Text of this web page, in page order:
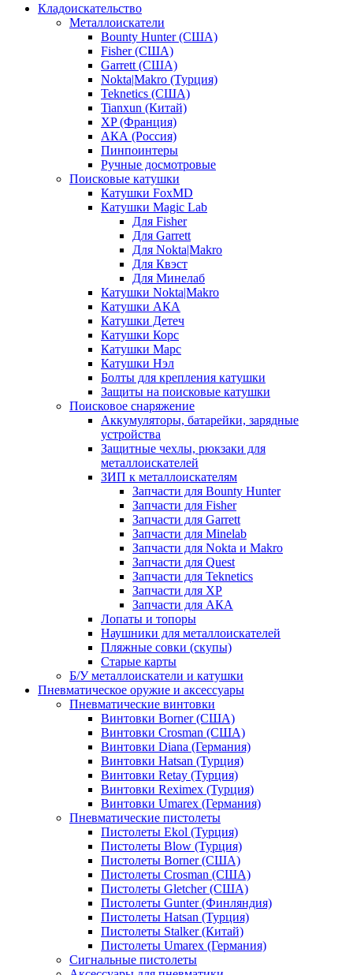
Кладоискательство
Металлоискатели
Bounty Hunter (США)
Fisher (США)
Garrett (США)
Nokta|Makro (Турция)
Teknetics (США)
Tianxun (Китай)
XP (Франция)
АКА (Россия)
Пинпоинтеры
Ручные досмотровые
Поисковые катушки
Катушки FoxMD
Катушки Magic Lab
Для Fisher
Для Garrett
Для Nokta|Makro
Для Квэст
Для Минелаб
Катушки Nokta|Makro
Катушки АКА
Катушки Детеч
Катушки Корс
Катушки Марс
Катушки Нэл
Болты для крепления катушки
Защиты на поисковые катушки
Поисковое снаряжение
Аккумуляторы, батарейки, зарядные
устройства
Защитные чехлы, рюкзаки для
металлоискателей
ЗИП к металлоискателям
Запчасти для Bounty Hunter
Запчасти для Fisher
Запчасти для Garrett
Запчасти для Minelab
Запчасти для Nokta и Makro
Запчасти для Quest
Запчасти для Teknetics
Запчасти для XP
Запчасти для АКА
Лопаты и топоры
Наушники для металлоискателей
Пляжные совки (скупы)
Старые карты
Б/У металлоискатели и катушки
Пневматическое оружие и аксессуары
Пневматические винтовки
Винтовки Borner (США)
Винтовки Crosman (США)
Винтовки Diana (Германия)
Винтовки Hatsan (Турция)
Винтовки Retay (Турция)
Винтовки Reximex (Турция)
Винтовки Umarex (Германия)
Пневматические пистолеты
Пистолеты Ekol (Турция)
Пистолеты Blow (Турция)
Пистолеты Borner (США)
Пистолеты Crosman (США)
Пистолеты Gletcher (США)
Пистолеты Gunter (Финляндия)
Пистолеты Hatsan (Турция)
Пистолеты Stalker (Китай)
Пистолеты Umarex (Германия)
Сигнальные пистолеты